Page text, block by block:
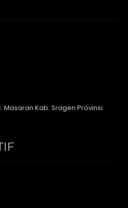
Masaran Kab. Sragen Provinsi